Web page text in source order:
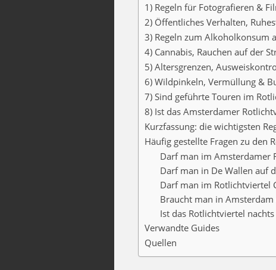
1) Regeln für Fotografieren &
2) Öffentliches Verhalten,
3) Regeln zum Alkoholkonsum
4) Cannabis, Rauchen auf der
5) Altersgrenzen,
6) Wildpinkeln, Vermüllung &
7) Sind geführte Touren im
8) Ist das Amsterdamer
Kurzfassung: die wichtigsten
Häufig gestellte Fragen zu den
Darf man im Amsterdamer
Darf man in De Wallen auf
Darf man im Rotlichtviertel
Braucht man in Amsterdam
Ist das Rotlichtviertel nachts
Verwandte Guides
Quellen